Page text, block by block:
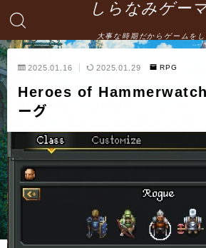
しらなみゲー
大事な時期だからゲームを
MENU
English
HOME
お問い合わせ
プライバシーポリシー・免責事項
2025.01.16 2025.01.29 RPG
Heroes of
ーグ